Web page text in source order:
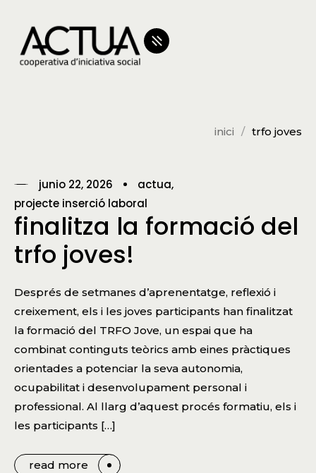
inici trfo joves
junio 22, 2026
actua
projecte inserció laboral
finalitza la formació del
trfo joves!
Després de setmanes d’aprenentatge, reflexió i
creixement, els i les joves participants han finalitzat
la formació del TRFO Jove, un espai que ha
combinat continguts teòrics amb eines pràctiques
orientades a potenciar la seva autonomia,
ocupabilitat i desenvolupament personal i
professional. Al llarg d’aquest procés formatiu, els i
les participants […]
read more